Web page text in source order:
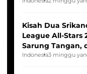
Kisah Dua
League All-Stars
Sarung Tangan,
Pernah Padam
Indonesia3 minggu